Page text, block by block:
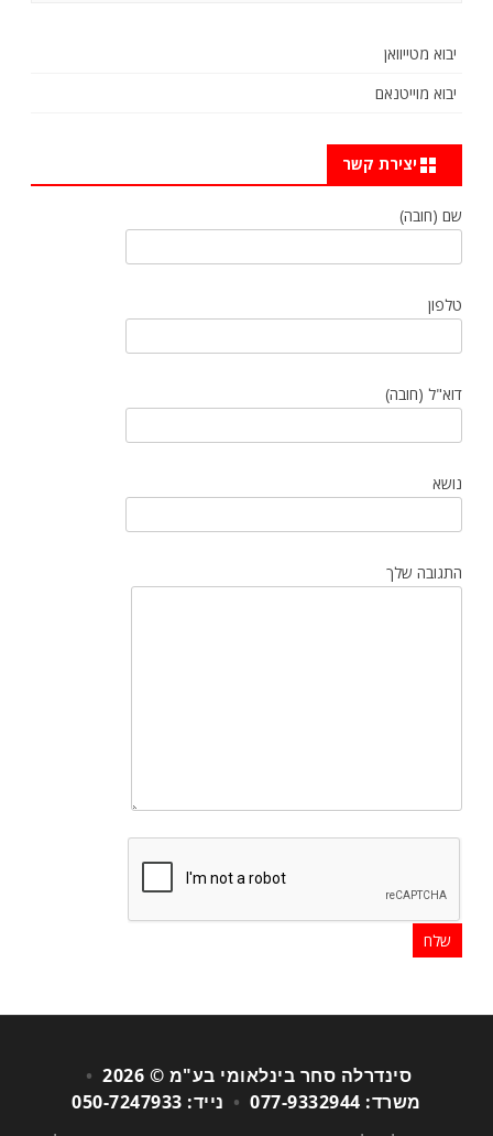
יבוא מטייוואן
יבוא מוייטנאם
יצירת קשר
שם (חובה)
טלפון
דוא"ל (חובה)
נושא
התגובה שלך
סינדרלה סחר בינלאומי בע"מ © 2026
•
משרד: 077-9332944
• נייד: 050-7247933